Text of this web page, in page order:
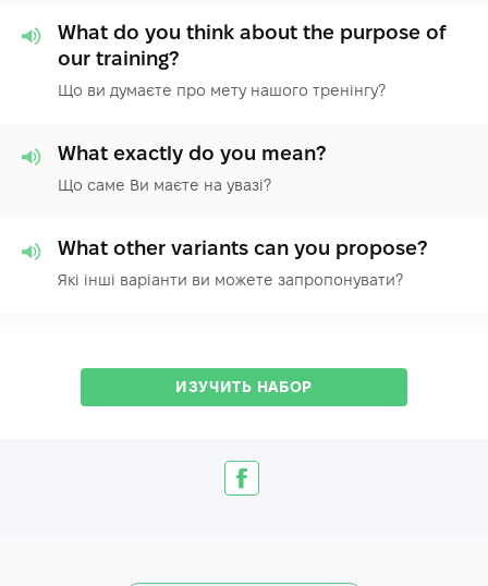
What do you think about the purpose of
our training?
Що ви думаєте про мету нашого тренінгу?
What exactly do you mean?
Що саме Ви маєте на увазі?
What other variants can you propose?
Які інші варіанти ви можете запропонувати?
ИЗУЧИТЬ НАБОР